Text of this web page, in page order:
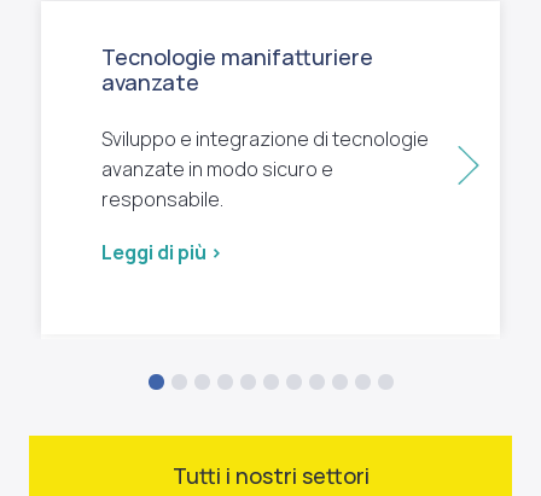
Tecnologie manifatturiere
avanzate
Sviluppo e integrazione di tecnologie
avanzate in modo sicuro e
responsabile.
Leggi di più >
Tutti i nostri settori